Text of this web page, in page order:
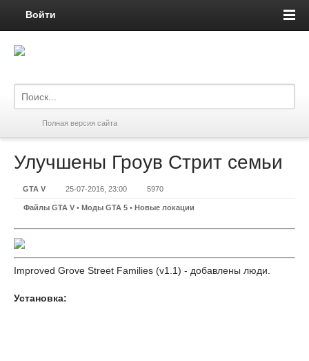
Войти
Полная версия сайта
Улучшены Гроув Стрит семьи
GTA V 25-07-2016, 23:00 5970
Файлы GTA V • Моды GTA 5 • Новые локации
Improved Grove Street Families (v1.1) - добавлены люди.
Установка: